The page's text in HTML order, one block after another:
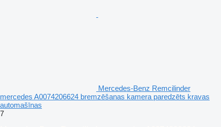
Mercedes-Benz Remcilinder
mercedes A0074206624 bremzēšanas kamera paredzēts kravas
automašīnas
7